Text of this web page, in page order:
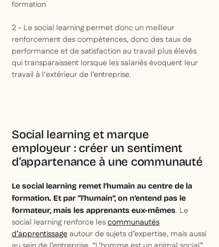
formation
2 - Le social learning permet donc un meilleur
renforcement des compétences, donc des taux de
performance et de satisfaction au travail plus élevés
qui transparaissent lorsque les salariés évoquent leur
travail à l‘extérieur de l’entreprise.
Social learning et marque
employeur : créer un sentiment
d’appartenance à une communauté
Le social learning remet l’humain au centre de la
formation. Et par “l’humain”, on n’entend pas le
formateur, mais les apprenants eux-mêmes. Le
social learning renforce lescommunautés
d’apprentissageautour de sujets d’expertise, mais aussi